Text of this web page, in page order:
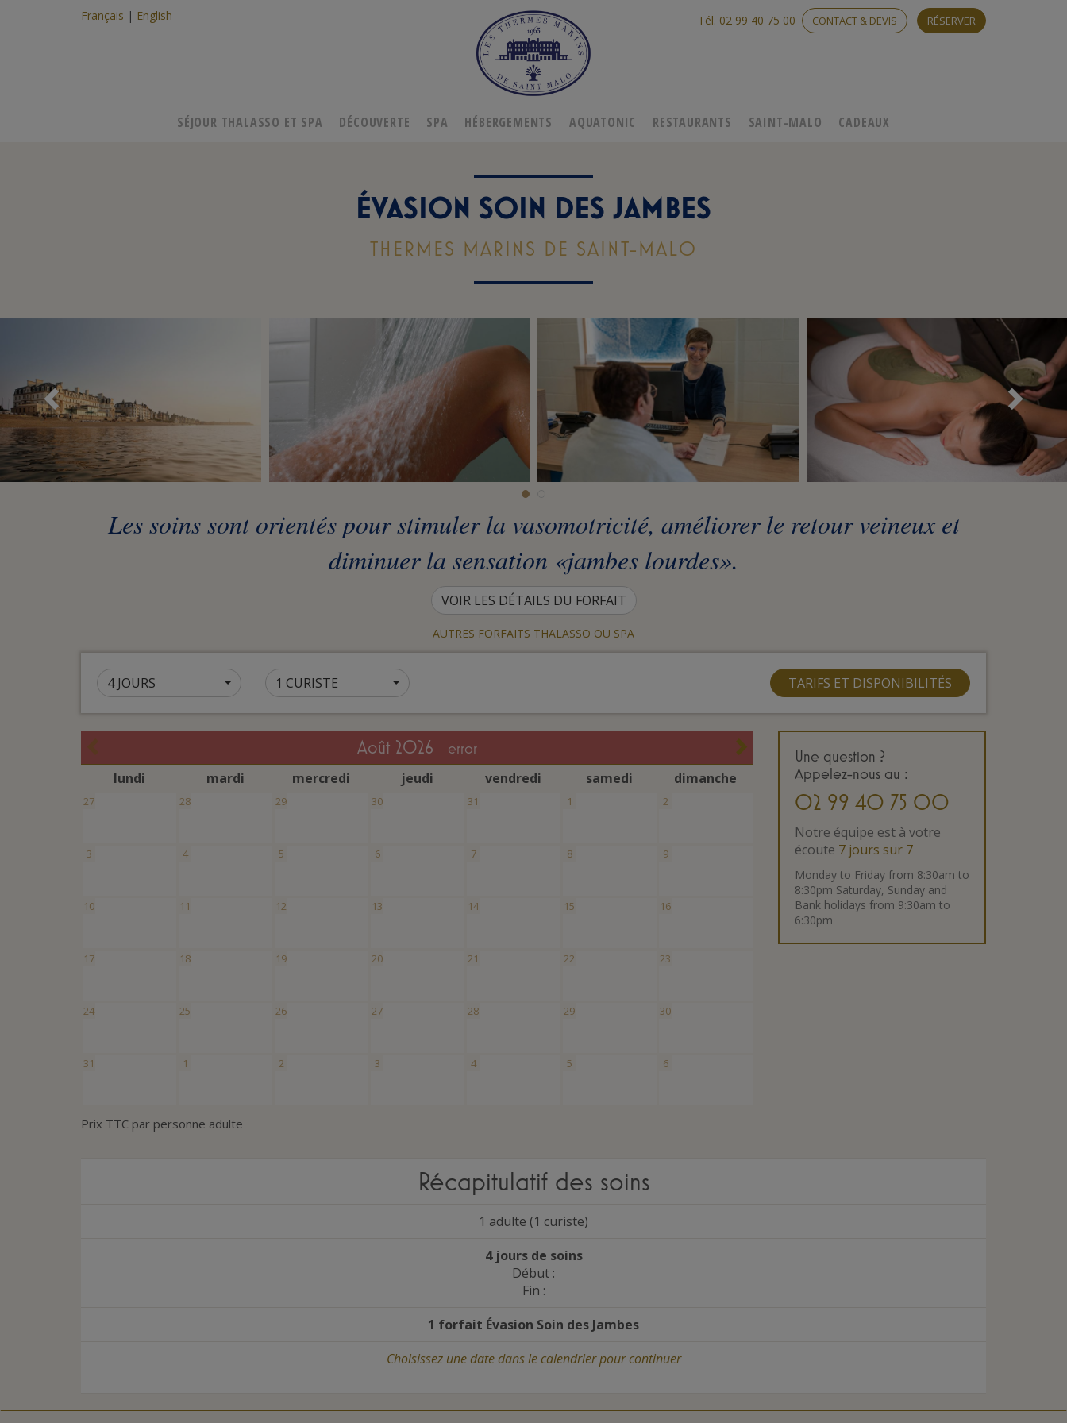
Français English Tél. 02 99 40 75 00 CONTACT & DEVIS RÉSERVER
SÉJOUR THALASSO ET SPA DÉCOUVERTE SPA HÉBERGEMENTS AQUATONIC RESTAURANTS SAINT-MALO CADEAUX
ÉVASION SOIN DES JAMBES
THERMES MARINS DE SAINT-MALO
Précédent
Les soins sont orientés pour stimuler la vasomotricité, améliorer le retour veineux et
diminuer la sensation «jambes lourdes».
VOIR LES DÉTAILS DU FORFAIT
AUTRES FORFAITS THALASSO OU SPA
4 JOURS 1 CURISTE TARIFS ET DISPONIBILITÉS
août 2026 error
lundi mardi mercredi jeudi vendredi samedi dimanche
27 28 29 30 31 1 2
3 4 5 6 7 8 9
10 11 12 13 14 15 16
17 18 19 20 21 22 23
24 25 26 27 28 29 30
31 1 2 3 4 5 6
Prix TTC par personne adulte
Une question ?
Appelez-nousau :
02 99 40 75 00
Notre équipe est à votre
écoute 7 jours sur 7
Monday to Friday from 8:30am to
8:30pm Saturday, Sunday and
Bank holidays from 9:30am to
6:30pm
Récapitulatif des soins
1 adulte (1 curiste)
4 jours de soins
Début :
Fin :
1 forfait Évasion Soin des Jambes
Choisissez une date dans le calendrierpour continuer